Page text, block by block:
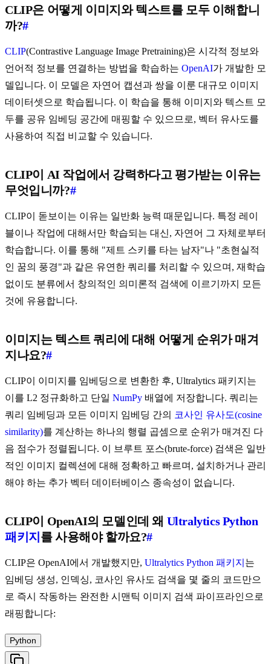
CLIP은 어떻게 이미지와 텍스트를 모두 이해합니
까?#
CLIP(Contrastive Language Image Pretraining)은 시각적 정보와
언어적 정보를 연결하는 방법을 학습하는 OpenAI가 개발한 모
델입니다. 이 모델은 자연어 캡션과 쌍을 이룬 대규모 이미지
데이터셋으로 학습됩니다. 이 학습을 통해 이미지와 텍스트 모
두를 공유 임베딩 공간에 매핑할 수 있으므로, 벡터 유사도를
사용하여 직접 비교할 수 있습니다.
CLIP이 AI 작업에서 강력하다고 평가받는 이유는
무엇입니까?#
CLIP이 돋보이는 이유는 일반화 능력 때문입니다. 특정 레이
블이나 작업에 대해서만 학습되는 대신, 자연어 그 자체로부터
학습합니다. 이를 통해 "제트 스키를 타는 남자"나 "초현실적
인 꿈의 풍경"과 같은 유연한 쿼리를 처리할 수 있으며, 재학습
없이도 분류에서 창의적인 의미론적 검색에 이르기까지 모든
것에 유용합니다.
이미지는 텍스트 쿼리에 대해 어떻게 순위가 매겨
지나요?#
CLIP이 이미지를 임베딩으로 변환한 후, Ultralytics 패키지는
이를 L2 정규화하고 단일 NumPy 배열에 저장합니다. 쿼리는
쿼리 임베딩과 모든 이미지 임베딩 간의 코사인 유사도(cosine
similarity)를 계산하는 하나의 행렬 곱셈으로 순위가 매겨진 다
음 점수가 정렬됩니다. 이 브루트 포스(brute-force) 검색은 일반
적인 이미지 컬렉션에 대해 정확하고 빠르며, 설치하거나 관리
해야 하는 추가 벡터 데이터베이스 종속성이 없습니다.
CLIP이 OpenAI의 모델인데 왜 Ultralytics Python
패키지 를 사용해야 할까요?#
CLIP은 OpenAI에서 개발했지만, Ultralytics Python 패키지 는
임베딩 생성, 인덱싱, 코사인 유사도 검색을 몇 줄의 코드만으
로 즉시 작동하는 완전한 시맨틱 이미지 검색 파이프라인으로
래핑합니다:
Python